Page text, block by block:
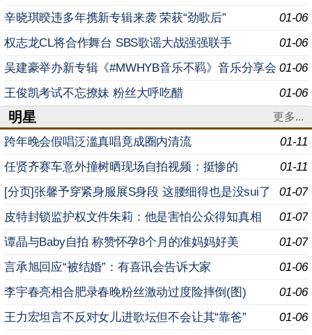
01-06
辛晓琪暌违多年携新专辑来袭 荣获“劲歌后”
01-06
权志龙CL将合作舞台 SBS歌谣大战强强联手
01-06
吴建豪举办新专辑《#MWHYB音乐不羁》音乐分享会
01-06
王俊凯考试不忘撩妹 粉丝大呼吃醋
明星 更多...
01-11
跨年晚会假唱泛滥真唱竟成圈内清流
01-11
任贤齐赛车意外撞树晒现场自拍视频：挺惨的
01-07
[分页]张馨予穿紧身服展S身段 这腰细得也是没sui了
01-07
皮特封锁监护权文件朱莉：他是害怕公众得知真相
01-07
谭晶与Baby自拍 称赞怀孕8个月的准妈妈好美
01-06
言承旭回应“被结婚”：有喜讯会告诉大家
01-06
李宇春亮相合肥录春晚粉丝激动过度险摔倒(图)
01-06
王力宏坦言不反对女儿进歌坛但不会让其“靠爸”